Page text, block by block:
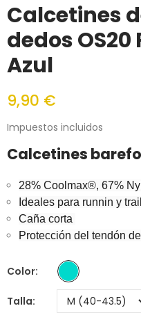
Calcetines
dedos OS20
Azul
9,90 €
Impuestos incluidos
Calcetines
28% Coolmax®, 67%
Ideales para runnin y
Caña corta
Protección del tendón
Color
Talla